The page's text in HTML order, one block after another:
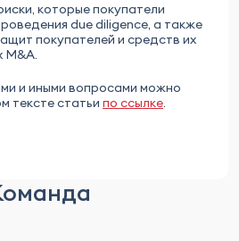
которые покупатели
due diligence, а также
покупателей и средств их
M&A.
и иными вопросами можно
тексте статьи по ссылке.